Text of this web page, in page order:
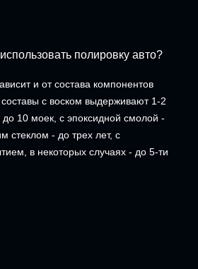
полировку авто?
и от состава компонентов
с воском выдерживают 1-2
10 моек, с эпоксидной смолой -
стеклом - до трех лет, с
в некоторых случаях - до 5-ти